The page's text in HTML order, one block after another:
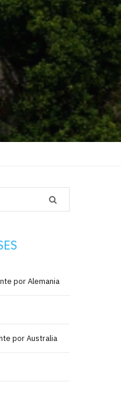
por Alemania
por Australia